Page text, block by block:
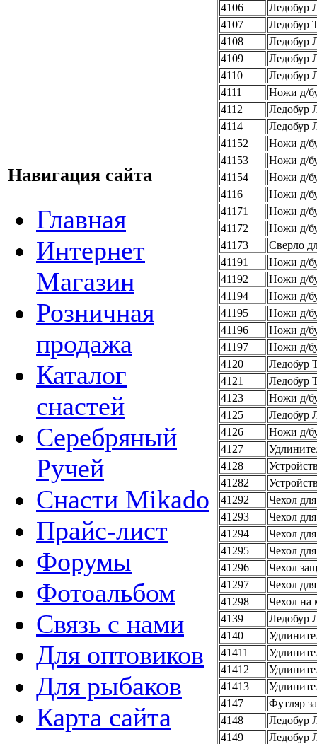
Навигация сайта
Главная
Интернет
Магазин
Розничная
продажа
Каталог
снастей
Серебряный
Ручей
Снасти Mikado
Прайс-лист
Форумы
Фотоальбом
Связь с нами
Для оптовиков
Для рыбаков
Карта сайта
4106
Ледобур
4107
Ледобур
4108
Ледобур
4109
Ледобур
4110
Ледобур
4111
Ножи д/
4112
Ледобур
4114
Ледобур
41152
Ножи д/
41153
Ножи д/
41154
Ножи д/
4116
Ножи д/
41171
Ножи д/
41172
Ножи д/
41173
Сверло
41191
Ножи д/
41192
Ножи д/
41194
Ножи д/
41195
Ножи д/
41196
Ножи д/
41197
Ножи д/
4120
Ледобур
4121
Ледобур
4123
Ножи д/
4125
Ледобур
4126
Ножи д/
4127
4128
41282
41292
Чехол
41293
Чехол
41294
Чехол
41295
Чехол
41296
Чехол
41297
Чехол
41298
Чехол на
4139
Ледобур
4140
41411
41412
41413
4147
Футляр
4148
Ледобур
4149
Ледобур